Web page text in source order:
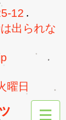
12
出られな
曜日